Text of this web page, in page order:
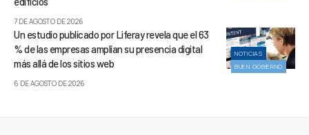
7 DE AGOSTO DE 2026
NOTICIAS
BUEN GOBIERNO
Un estudio publicado por Liferay revela que el 63
% de las empresas amplían su presencia digital
más allá de los sitios web
6 DE AGOSTO DE 2026